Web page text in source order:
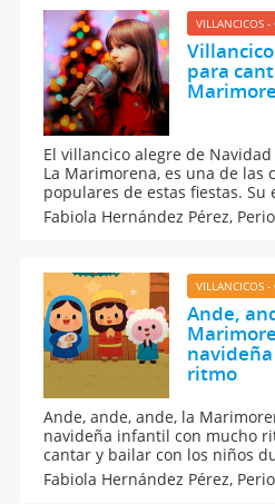
VILLANCICOS
para
El villancico alegre de
La Marimorena, es una de las
populares de estas fiestas.
y adultos a cantar, palmear y
árbol o del Belén. Aquí, la
Fabiola Hernández Pérez,
VILLANCICOS
Ande,
ritmo
Ande, ande, ande, la
navideña infantil con mucho
cantar y bailar con los niños
versión en particular es un
trabajar el ritmo, la memoria y
Fabiola Hernández Pérez,